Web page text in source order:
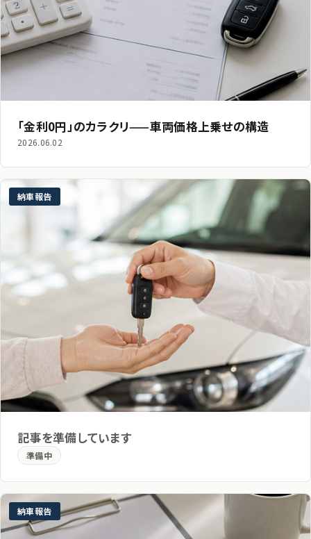
「金利0円」のカラクリ——車両価格上乗せの構造
2026.06.02
納車報告
記事を準備しています
準備中
納車報告